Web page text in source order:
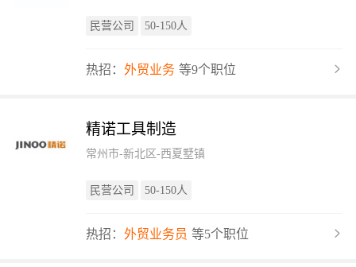
民营公司 50-150人
热招： 外贸业务 等9个职位
精诺工具制造
常州市-新北区-西夏墅镇
民营公司 50-150人
热招： 外贸业务员 等5个职位